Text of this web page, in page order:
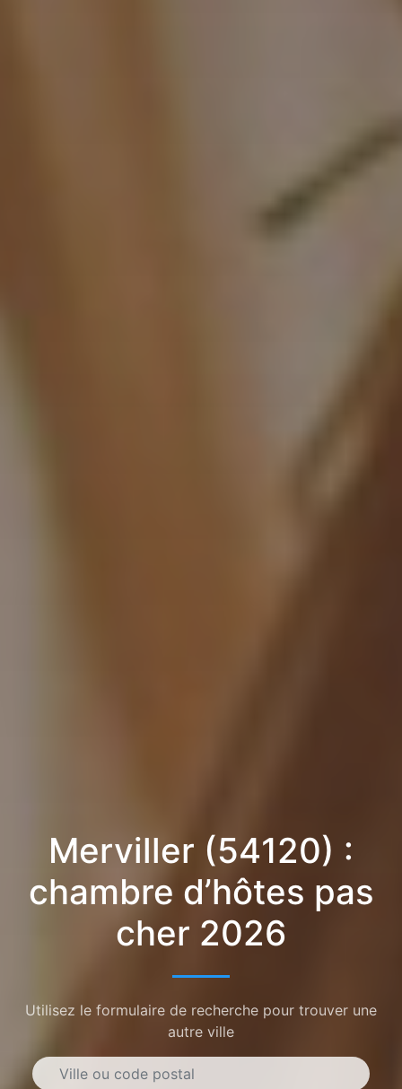
Merviller (54120) :
chambre d’hôtes pas
cher 2026
Utilisez le formulaire de recherche pour trouver une
autre ville